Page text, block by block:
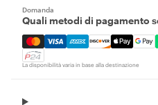
Domanda
Quali metodi di pagamento
Mastercard, Visa, Amex,
La disponibilità varia in base alla destinazione